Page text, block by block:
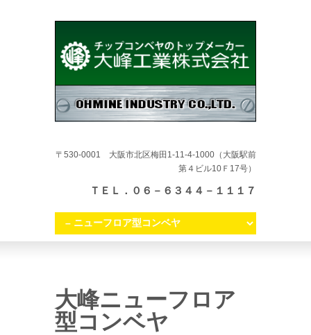
〒530-0001 大阪市北区梅田1-11-4-1000（大阪駅前
第４ビル10Ｆ17号）
ＴＥＬ．０６－６３４４－１１１７
大峰ニューフロア
型コンベヤ